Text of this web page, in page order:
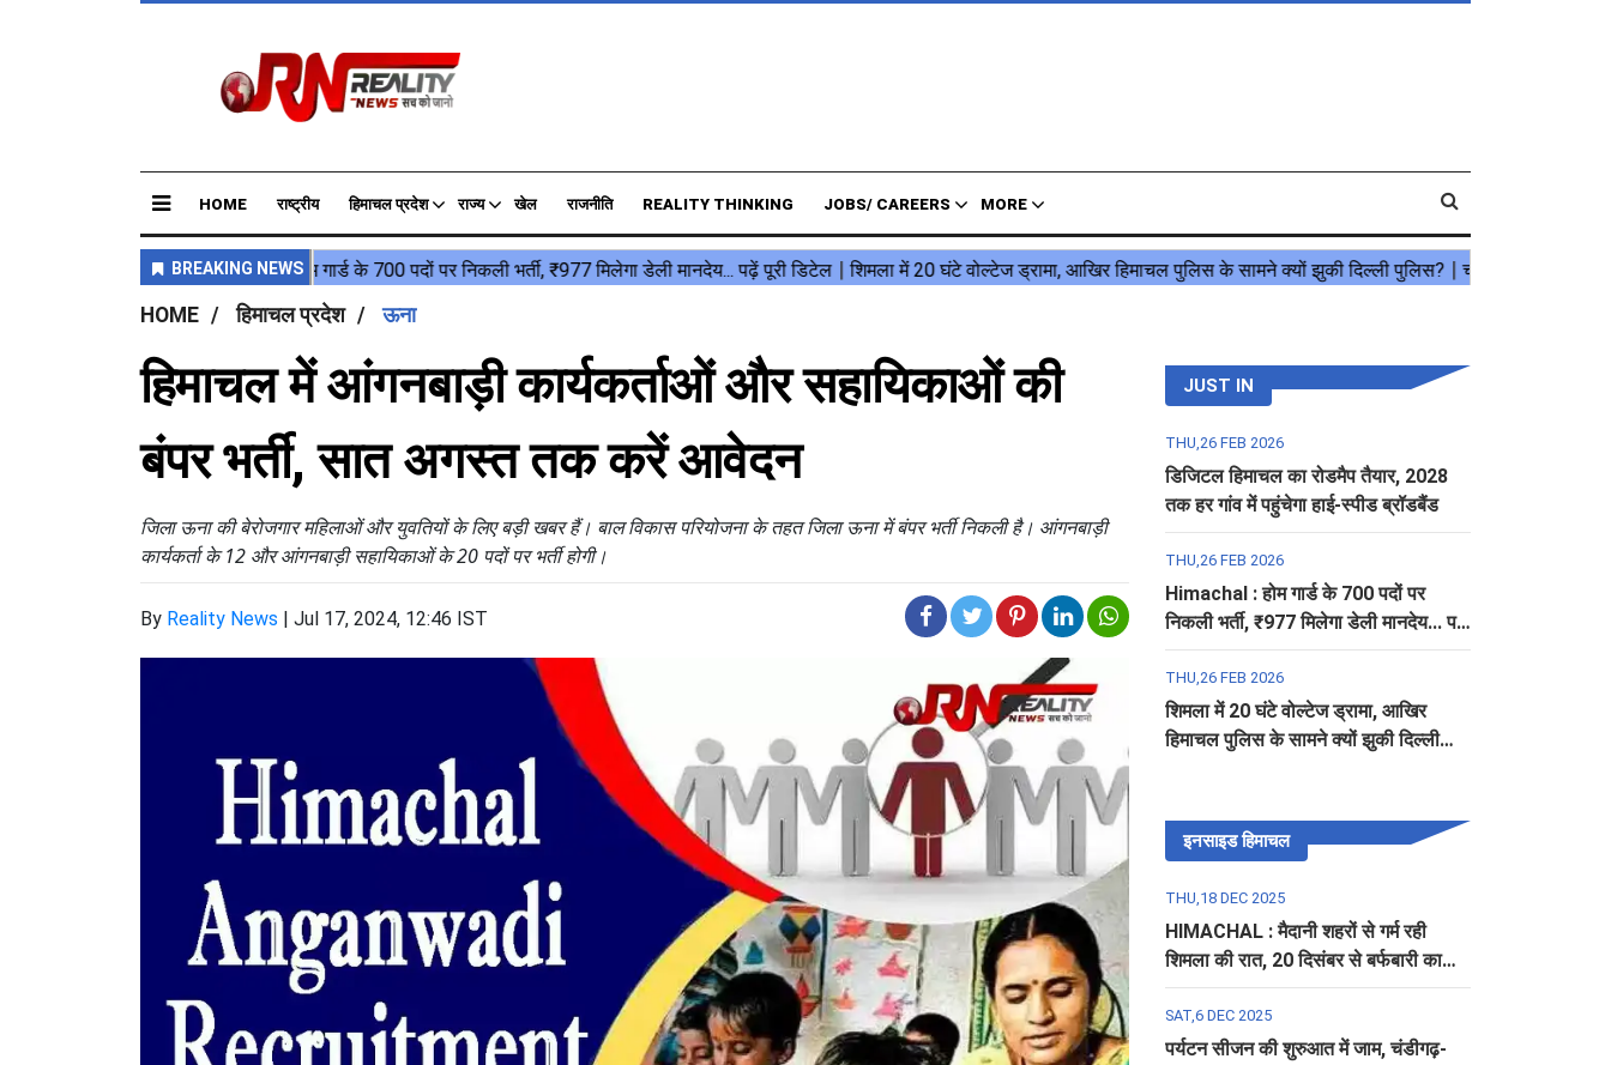
HOME राष्ट्रीय हिमाचल प्रदेश राज्य खेल राजनीति REALITY THINKING JOBS/ CAREERS MORE
HOME हिमाचल प्रदेश ऊना
हिमाचल में आंगनबाड़ी कार्यकर्ताओं और सहायिकाओं की
बंपर भर्ती, सात अगस्त तक करें आवेदन
जिला ऊना की बेरोजगार महिलाओं और युवतियों के लिए बड़ी खबर हैं। बाल विकास परियोजना के तहत जिला ऊना में बंपर भर्ती निकली है। आंगनबाड़ी
कार्यकर्ता के 12 और आंगनबाड़ी सहायिकाओं के 20 पदों पर भर्ती होगी।
By Reality News | Jul 17, 2024, 12:46 IST
JUST IN
THU,26 FEB 2026
डिजिटल हिमाचल का रोडमैप तैयार, 2028
तक हर गांव में पहुंचेगा हाई-स्पीड ब्रॉडबैंड
THU,26 FEB 2026
Himachal : होम गार्ड के 700 पदों पर
निकली भर्ती, ₹977 मिलेगा डेली मानदेय... पढ़ें
पूरी डिटेल
THU,26 FEB 2026
शिमला में 20 घंटे वोल्टेज ड्रामा, आखिर
हिमाचल पुलिस के सामने क्यों झुकी दिल्ली
इनसाइड हिमाचल
THU,18 DEC 2025
HIMACHAL : मैदानी शहरों से गर्म रही
शिमला की रात, 20 दिसंबर से बर्फबारी का
अलर्ट
SAT,6 DEC 2025
पर्यटन सीजन की शुरुआत में जाम, चंडीगढ़-